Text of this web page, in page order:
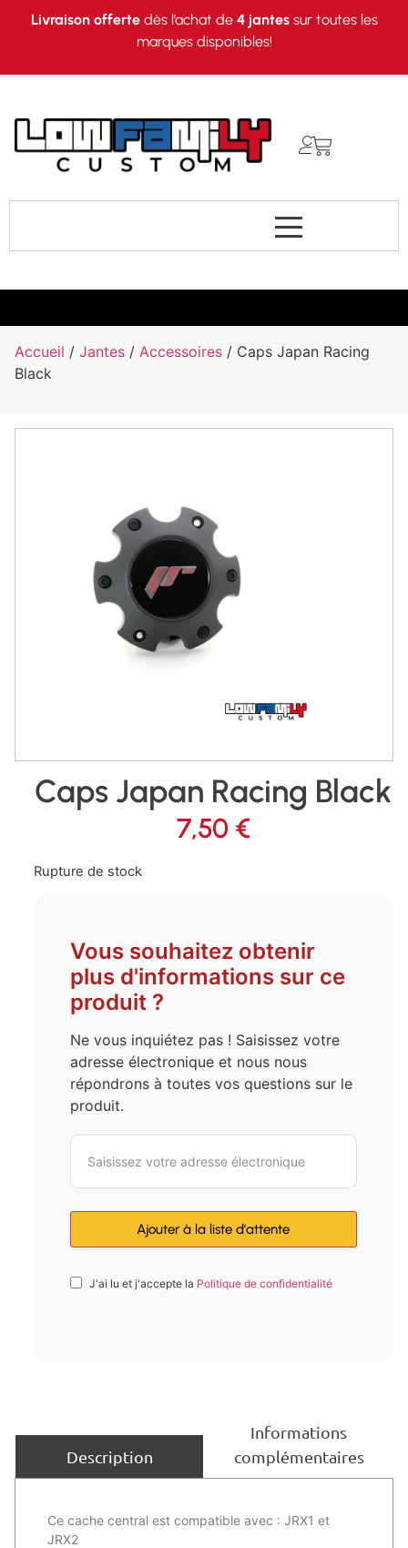
Livraison offertedès l’achat de 4 jantessur toutes les
marques disponibles!
Accueil / Jantes / Accessoires / Caps Japan Racing
Black
Caps Japan Racing Black
7,50 €
Rupture de stock
Vous souhaitez obtenir
plus d'informations sur ce
produit ?
Ne vous inquiétez pas ! Saisissez votre
adresse électronique et nous nous
répondrons à toutes vos questions sur le
produit.
J'ai lu et j'accepte la Politique de confidentialité
Description
Informations
complémentaires
Ce cache central est compatible avec : JRX1 et
JRX2